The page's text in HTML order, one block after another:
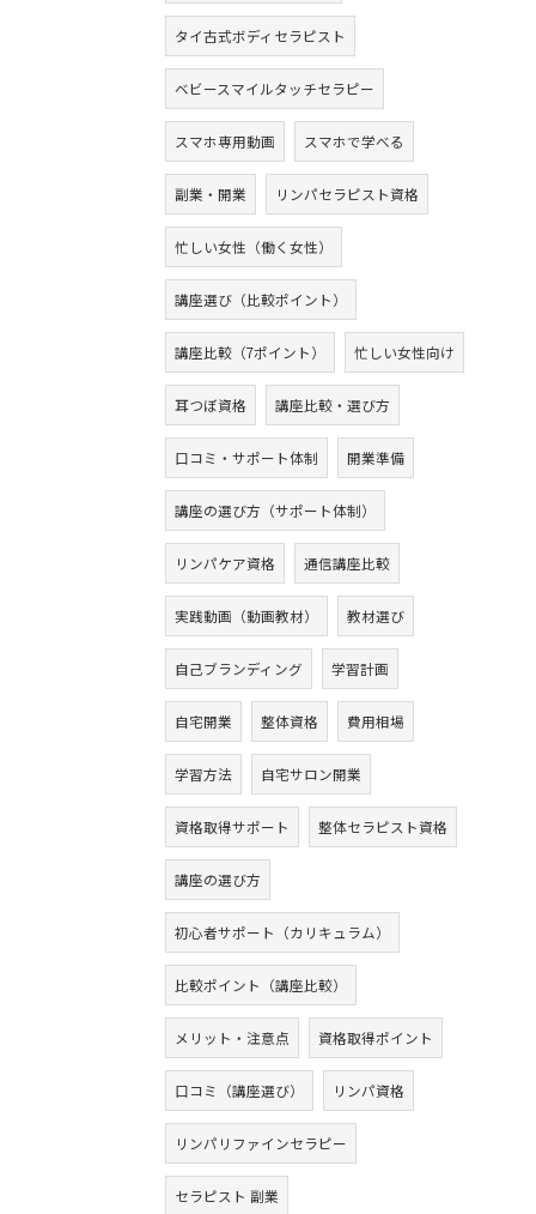
タイ古式ボディセラピスト
ベビースマイルタッチセラピー
スマホ専用動画 スマホで学べる
副業・開業 リンパセラピスト資格
忙しい女性（働く女性）
講座選び（比較ポイント）
講座比較（7ポイント） 忙しい女性向け
耳つぼ資格 講座比較・選び方
口コミ・サポート体制 開業準備
講座の選び方（サポート体制）
リンパケア資格 通信講座比較
実践動画（動画教材） 教材選び
自己ブランディング 学習計画
自宅開業 整体資格 費用相場
学習方法 自宅サロン開業
資格取得サポート 整体セラピスト資格
講座の選び方
初心者サポート（カリキュラム）
比較ポイント（講座比較）
メリット・注意点 資格取得ポイント
口コミ（講座選び） リンパ資格
リンパリファインセラピー
セラピスト 副業